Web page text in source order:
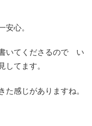
安心。
いてくださるので い
してます。
た感じがありますね。